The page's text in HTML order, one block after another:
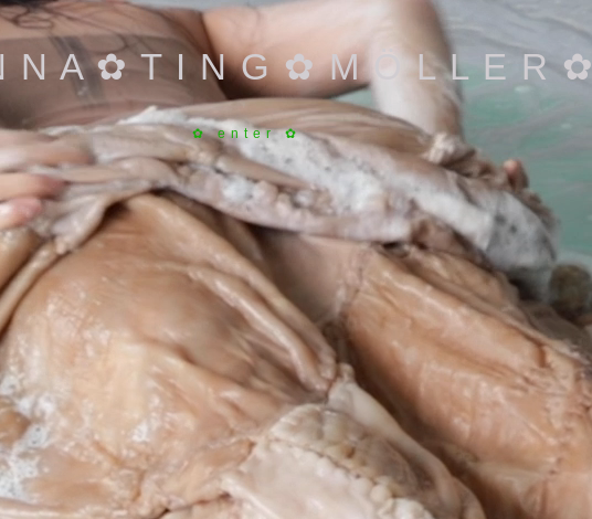
N A ✿ T I N G ✿ M Ö L L E R ✿
✿ enter ✿